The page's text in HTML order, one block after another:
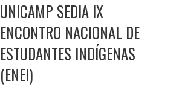
UNICAMP SEDIA IX
ENCONTRO NACIONAL DE
ESTUDANTES INDÍGENAS
(ENEI)